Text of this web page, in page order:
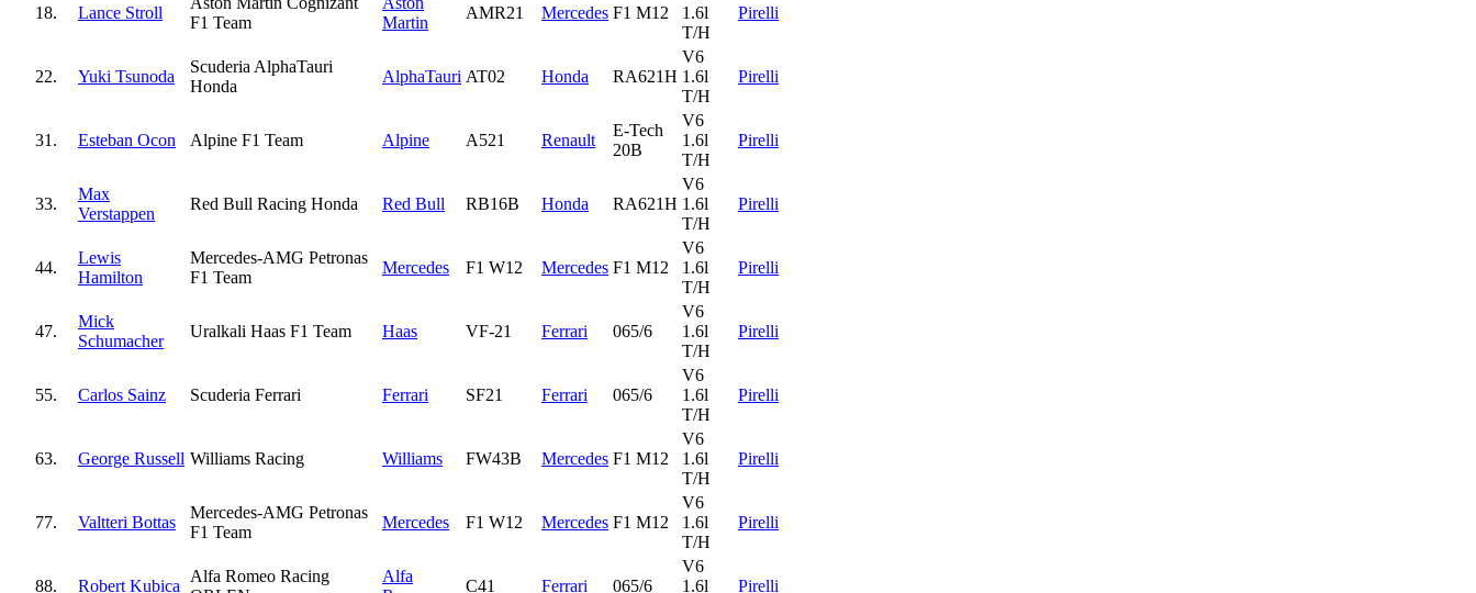
18. Lance Stroll
F1 Team
Martin
AMR21 Mercedes F1 M12
1.6l
T/H
Pirelli
22. Yuki Tsunoda
Scuderia AlphaTauri
Honda
AlphaTauri AT02 Honda RA621H
V6
1.6l
T/H
Pirelli
31. Esteban Ocon Alpine F1 Team Alpine A521 Renault
E-Tech
20B
V6
1.6l
T/H
Pirelli
33.
Max
Verstappen
Red Bull Racing Honda Red Bull RB16B Honda RA621H
V6
1.6l
T/H
Pirelli
44.
Lewis
Hamilton
Mercedes-AMG Petronas
F1 Team
Mercedes F1 W12 Mercedes F1 M12
V6
1.6l
T/H
Pirelli
47.
Mick
Schumacher
Uralkali Haas F1 Team Haas VF-21 Ferrari 065/6
V6
1.6l
T/H
Pirelli
55. Carlos Sainz Scuderia Ferrari Ferrari SF21 Ferrari 065/6
V6
1.6l
T/H
Pirelli
63. George Russell Williams Racing Williams FW43B Mercedes F1 M12
V6
1.6l
T/H
Pirelli
77. Valtteri Bottas
Mercedes-AMG Petronas
F1 Team
Mercedes F1 W12 Mercedes F1 M12
V6
1.6l
T/H
Pirelli
88. Robert Kubica
Alfa Romeo Racing
Alfa
C41 Ferrari 065/6
V6
1.6l
Pirelli